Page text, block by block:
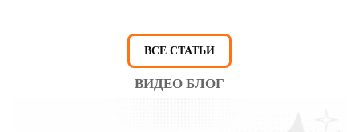
ВСЕ СТАТЬИ
ВИДЕО БЛОГ